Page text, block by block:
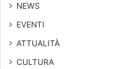
NEWS
EVENTI
ATTUALITÀ
CULTURA